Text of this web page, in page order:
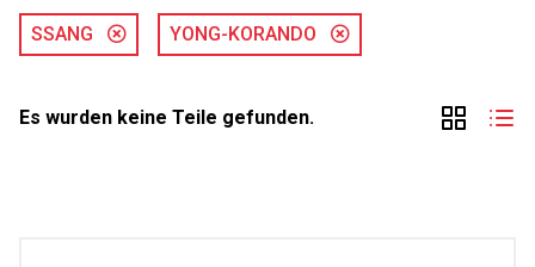
SSANG YONG-KORANDO
Es wurden keine Teile gefunden.